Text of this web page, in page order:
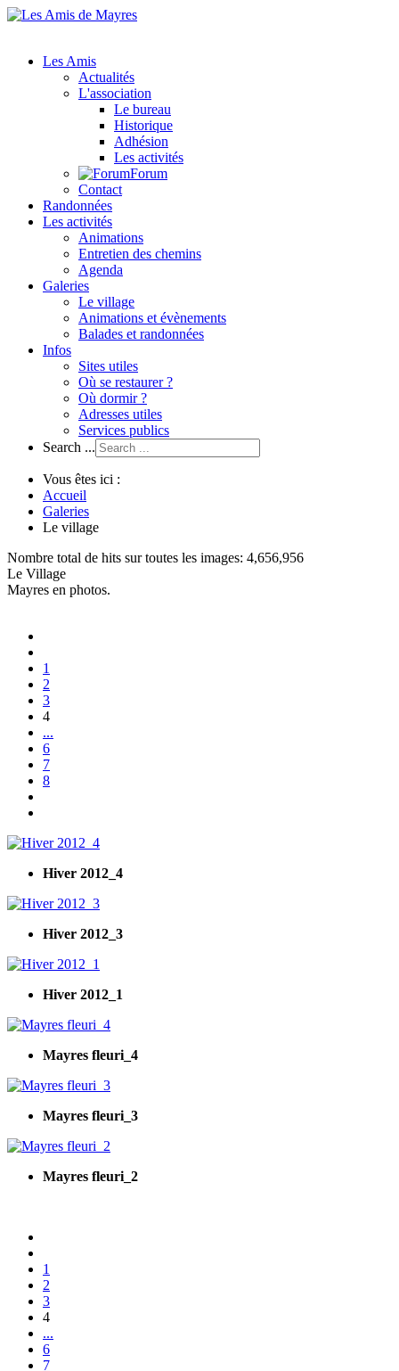
Les Amis
Actualités
L'association
Le bureau
Historique
Adhésion
Les activités
Forum
Contact
Randonnées
Les activités
Animations
Entretien des chemins
Agenda
Galeries
Le village
Animations et évènements
Balades et randonnées
Infos
Sites utiles
Où se restaurer ?
Où dormir ?
Adresses utiles
Services publics
Search ...
Vous êtes ici :
Accueil
Galeries
Le village
Nombre total de hits sur toutes les images: 4,656,956
Le Village
Mayres en photos.
1
2
3
4
...
6
7
8
Hiver 2012_4
Hiver 2012_3
Hiver 2012_1
Mayres fleuri_4
Mayres fleuri_3
Mayres fleuri_2
1
2
3
4
...
6
7